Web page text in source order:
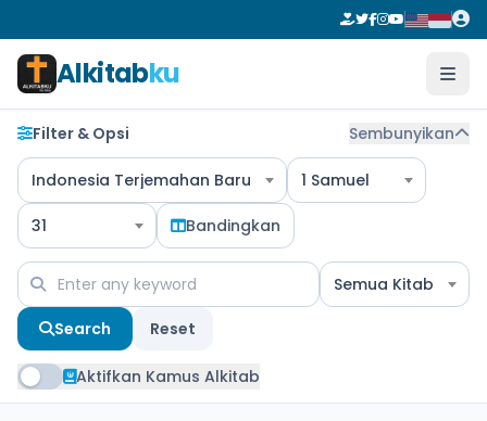
Alkitabku
Filter & Opsi Sembunyikan
Indonesia Terjemahan Baru 1 Samuel
31 Bandingkan
Semua Kitab
Search Reset
Aktifkan Kamus Alkitab